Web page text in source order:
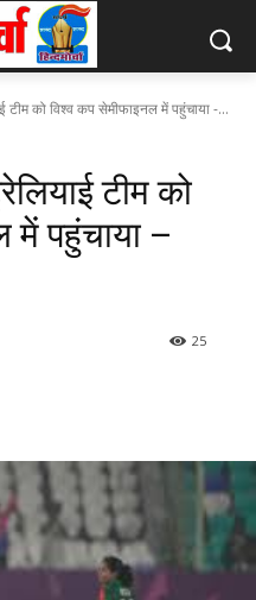
टीम को विश्व कप सेमीफाइनल में पहुंचाया -...
टीम को
में पहुंचाया –
25